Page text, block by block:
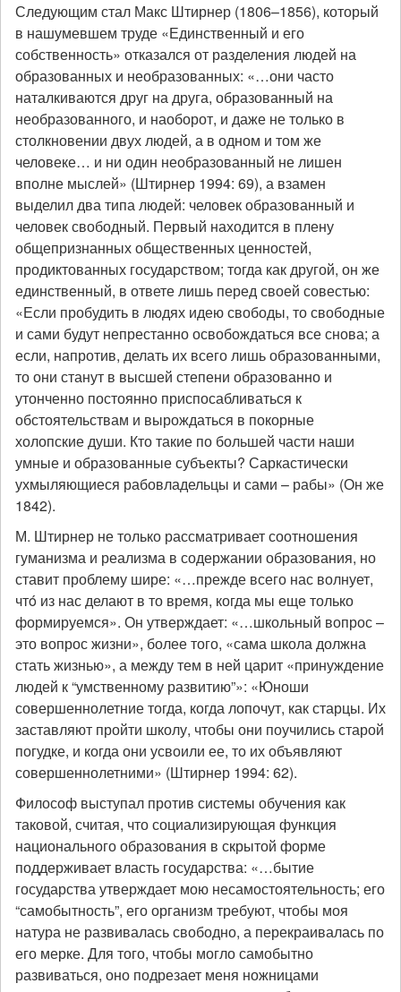
Следующим стал Макс Штирнер (1806–1856), который
в нашумевшем труде «Единственный и его
собственность» отказался от разделения людей на
образованных и необразованных: «…они часто
наталкиваются друг на друга, образованный на
необразованного, и наоборот, и даже не только в
столкновении двух людей, а в одном и том же
человеке… и ни один необразованный не лишен
вполне мыслей» (Штирнер 1994: 69), а взамен
выделил два типа людей: человек образованный и
человек свободный. Первый находится в плену
общепризнанных общественных ценностей,
продиктованных государством; тогда как другой, он же
единственный, в ответе лишь перед своей совестью:
«Если пробудить в людях идею свободы, то свободные
и сами будут непрестанно освобождаться все снова; а
если, напротив, делать их всего лишь образованными,
то они станут в высшей степени образованно и
утонченно постоянно приспосабливаться к
обстоятельствам и вырождаться в покорные
холопские души. Кто такие по большей части наши
умные и образованные субъекты? Саркастически
ухмыляющиеся рабовладельцы и сами – рабы» (Он же
1842).
М. Штирнер не только рассматривает соотношения
гуманизма и реализма в содержании образования, но
ставит проблему шире: «…прежде всего нас волнует,
чтó из нас делают в то время, когда мы еще только
формируемся». Он утверждает: «…школьный вопрос –
это вопрос жизни», более того, «сама школа должна
стать жизнью», а между тем в ней царит «принуждение
людей к “умственному развитию”»: «Юноши
совершеннолетние тогда, когда лопочут, как старцы. Их
заставляют пройти школу, чтобы они поучились старой
погудке, и когда они усвоили ее, то их объявляют
совершеннолетними» (Штирнер 1994: 62).
Философ выступал против системы обучения как
таковой, считая, что социализирующая функция
национального образования в скрытой форме
поддерживает власть государства: «…бытие
государства утверждает мою несамостоятельность; его
“самобытность”, его организм требуют, чтобы моя
натура не развивалась свободно, а перекраивалась по
его мерке. Для того, чтобы могло самобытно
развиваться, оно подрезает меня ножницами